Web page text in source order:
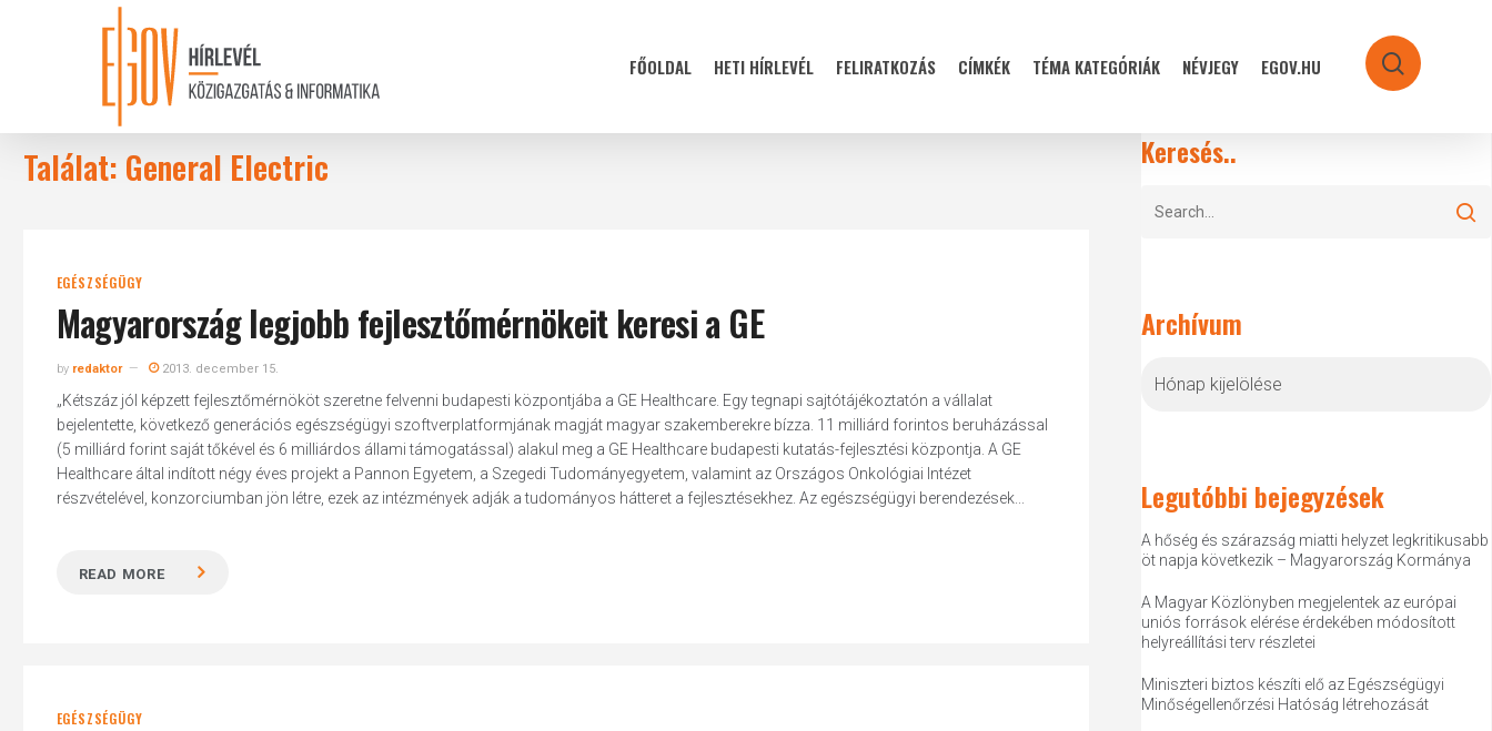
FŐOLDAL HETI HÍRLEVÉL FELIRATKOZÁS CÍMKÉK TÉMA KATEGÓRIÁK NÉVJEGY EGOV.HU search
Találat: General Electric
EGÉSZSÉGÜGY
Magyarország legjobb fejlesztőmérnökeit keresi a GE
by redaktor 2013. december 15.
„Kétszáz jól képzett fejlesztőmérnököt szeretne felvenni budapesti központjába a GE Healthcare. Egy tegnapi sajtótájékoztatón a vállalat
bejelentette, következő generációs egészségügyi szoftverplatformjának magját magyar szakemberekre bízza. 11 milliárd forintos beruházással
(5 milliárd forint saját tőkével és 6 milliárdos állami támogatással) alakul meg a GE Healthcare budapesti kutatás-fejlesztési központja. A GE
Healthcare által indított négy éves projekt a Pannon Egyetem, a Szegedi Tudományegyetem, valamint az Országos Onkológiai Intézet
részvételével, konzorciumban jön létre, ezek az intézmények adják a tudományos hátteret a fejlesztésekhez. Az egészségügyi berendezések...
READ MORE
EGÉSZSÉGÜGY
Keresés..
Archívum
Legutóbbi bejegyzések
A hőség és szárazság miatti helyzet legkritikusabb
öt napja következik – Magyarország Kormánya
A Magyar Közlönyben megjelentek az európai
uniós források elérése érdekében módosított
helyreállítási terv részletei
Miniszteri biztos készíti elő az Egészségügyi
Minőségellenőrzési Hatóság létrehozását